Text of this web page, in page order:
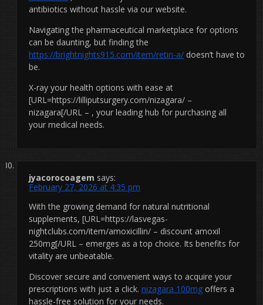
antibiotics without hassle via our website.
Navigating the pharmaceutical marketplace for options
can be daunting, but finding the
https://brightnights915.com/item/retin-a/ doesn’t have to
be.
X-ray your health options with ease at
[URL=https://lilliputsurgery.com/nizagara/ –
nizagara[/URL – , your leading hub for purchasing all
your medical needs.
jyacorocoagem says:
February 27, 2026 at 4:35 pm
With the growing demand for natural nutritional
supplements, [URL=https://lasvegas-
nightclubs.com/item/amoxicillin/ – discount amoxil
250mg[/URL – emerges as a top choice. Its benefits for
vitality are unbeatable.
Discover secure and convenient ways to acquire your
prescriptions with just a click. nizagara 100mg offers a
hassle-free solution for your needs.